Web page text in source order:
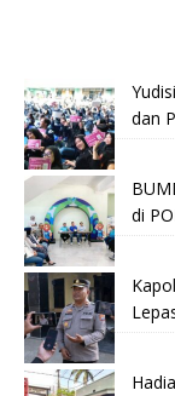
dan
di